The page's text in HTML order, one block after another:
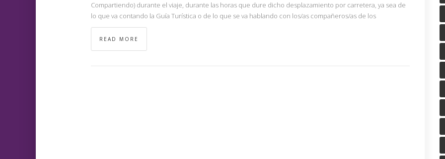
Compartiendo) durante el viaje, durante las horas que dure dicho desplazamiento por carretera, ya sea de
lo que va contando la Guía Turística o de lo que se va hablando con los/as compañeros/as de los
READ MORE